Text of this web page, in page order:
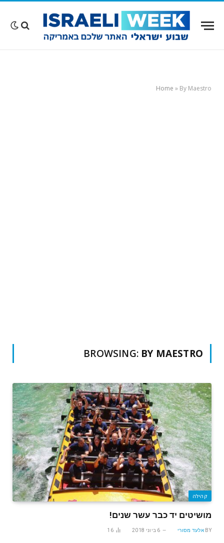
Home » By Maestro
BROWSING: BY MAESTRO
קהילה
מושיטים‬ ‫יד כבר עשר‬ שנים!
BY אלעד מסורי 6 ביוני 2018 16